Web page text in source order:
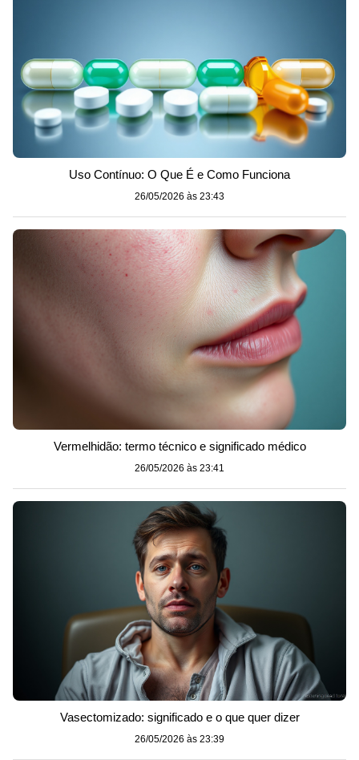
Uso Contínuo: O Que É e Como Funciona
26/05/2026 às 23:43
Vermelhidão: termo técnico e significado médico
26/05/2026 às 23:41
Vasectomizado: significado e o que quer dizer
26/05/2026 às 23:39